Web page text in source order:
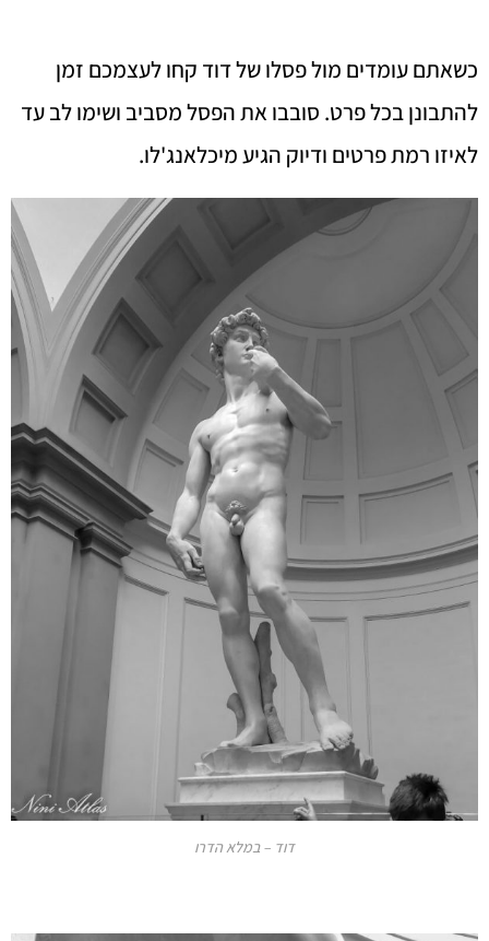
כשאתם עומדים מול פסלו של דוד קחו לעצמכם זמן
להתבונן בכל פרט. סובבו את הפסל מסביב ושימו לב עד
לאיזו רמת פרטים ודיוק הגיע מיכלאנג'לו.
דוד – במלא הדרו